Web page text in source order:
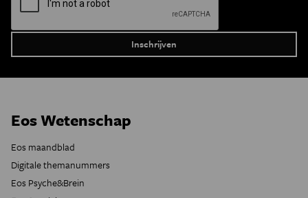
Eos Wetenschap
Eos maandblad
Digitale themanummers
Eos Psyche&Brein